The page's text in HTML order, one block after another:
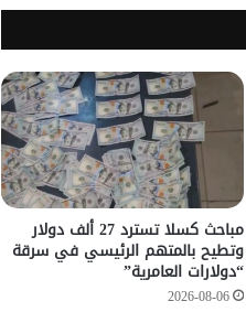
مباحث كسلا تسترد 27 ألف دولار
وتطيح بالمتهم الرئيسي في سرقة
“دولارات العامرية”
2026-08-06